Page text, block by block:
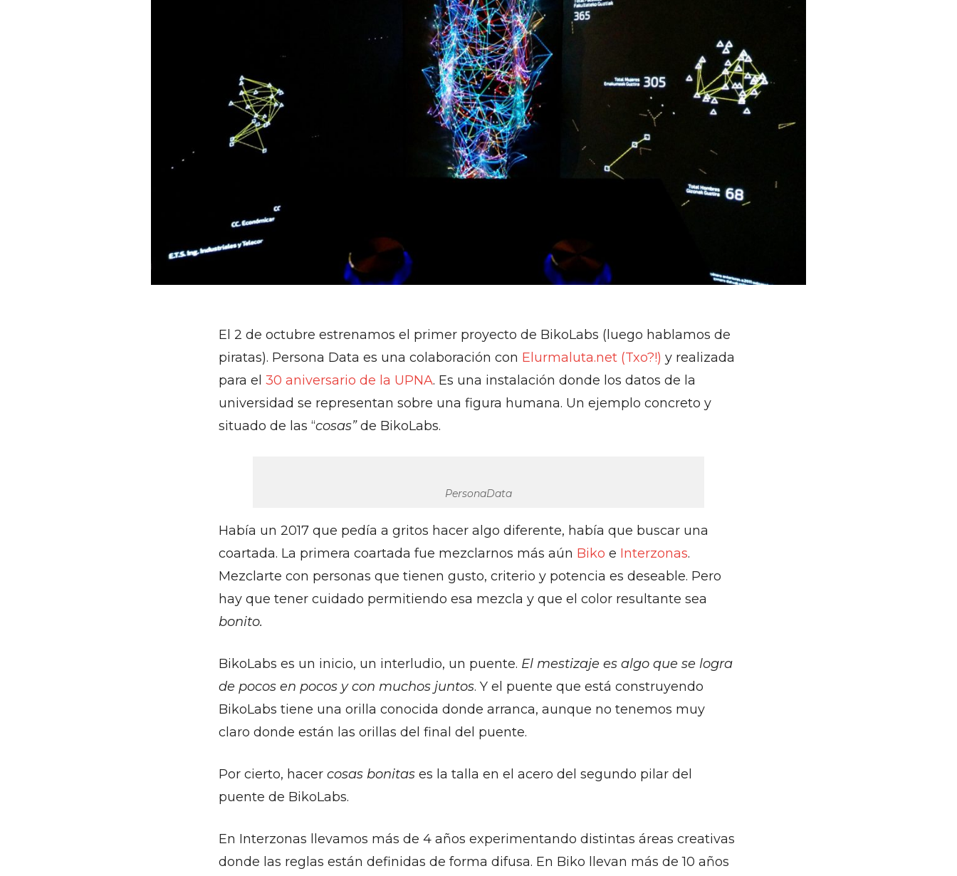
El 2 de octubre estrenamos el primer proyecto de BikoLabs (luego hablamos de
piratas). Persona Data es una colaboración con Elurmaluta.net (Txo?!) y realizada
para el 30 aniversario de la UPNA. Es una instalación donde los datos de la
universidad se representan sobre una figura humana. Un ejemplo concreto y
situado de las “cosas”de BikoLabs.
PersonaData
Había un 2017 que pedía a gritos hacer algo diferente, había que buscar una
coartada. La primera coartada fue mezclarnos más aún Biko e Interzonas.
Mezclarte con personas que tienen gusto, criterio y potencia es deseable. Pero
hay que tener cuidado permitiendo esa mezcla y que el color resultante sea
bonito.
BikoLabs es un inicio, un interludio, un puente. El mestizaje es algo que se logra
de pocos en pocos y con muchos juntos. Y el puente que está construyendo
BikoLabs tiene una orilla conocida donde arranca, aunque no tenemos muy
claro donde están las orillas del final del puente.
Por cierto, hacer cosas bonitas es la talla en el acero del segundo pilar del
puente de BikoLabs.
En Interzonas llevamos más de 4 años experimentando distintas áreas creativas
donde las reglas están definidas de forma difusa. En Biko llevan más de 10 años